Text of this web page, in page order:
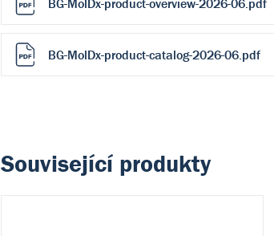
BG-MolDx-product-overview-2026-06.pdf
BG-MolDx-product-catalog-2026-06.pdf
Související produkty